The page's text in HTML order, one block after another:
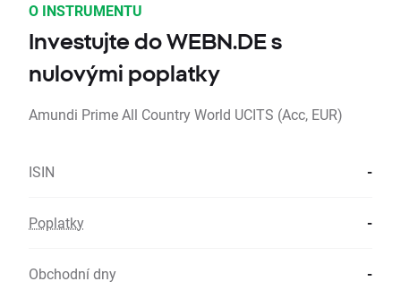
O INSTRUMENTU
Investujte do WEBN.DE s
nulovými poplatky
Amundi Prime All Country World UCITS (Acc, EUR)
ISIN -
Poplatky -
Obchodní dny -